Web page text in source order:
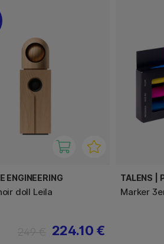
ENGINEERING
doll Leila
224.10 €
TALENS |
Marker